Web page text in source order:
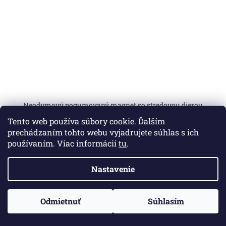
Tento web používa súbory cookie. Ďalším
prechádzaním tohto webu vyjadrujete súhlas s ich
používaním. Viac informáciítu.
Nastavenie
Odmietnuť Súhlasím
Neodymový pogumovaný magnet so stredovou dierou
Skladom
€7,43
priemer D: 31 mm | d1: 6,0 mm | H: 6 mm | magn. sila: 89 N | teplota:
60 °C